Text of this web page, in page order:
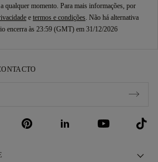
qualquer momento. Para mais informações, por
e termos e condições. Não há alternativa
encerra às 23:59 (GMT) em 31/12/2026